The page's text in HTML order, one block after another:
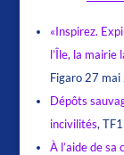
«Inspirez.
l’Île, la mairie
Figaro 27
Dépôts
incivilités,
À l’aide de sa